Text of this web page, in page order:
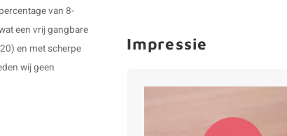
van 8-
een vrij gangbare
en met scherpe
wij geen
Impressie